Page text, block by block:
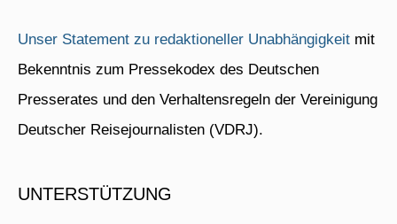
Unser Statement zu redaktioneller Unabhängigkeit mit
Bekenntnis zum Pressekodex des Deutschen
Presserates und den Verhaltensregeln der Vereinigung
Deutscher Reisejournalisten (VDRJ).
UNTERSTÜTZUNG